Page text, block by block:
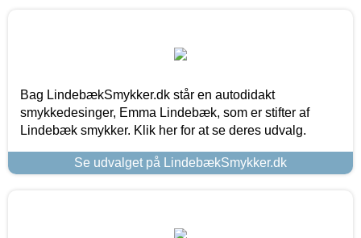
Bag LindebækSmykker.dk står en autodidakt
smykkedesinger, Emma Lindebæk, som er stifter af
Lindebæk smykker. Klik her for at se deres udvalg.
Se udvalget på LindebækSmykker.dk